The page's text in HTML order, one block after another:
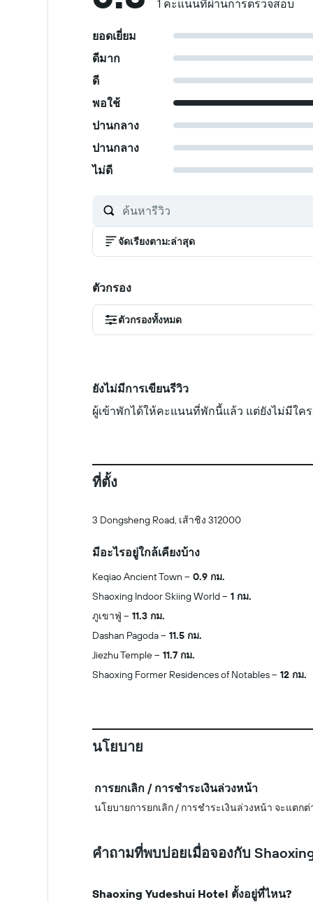
1 คะแนนที่ผ่านการตรวจสอบ
ยอดเยี่ยม
ดีมาก
ดี
พอใช้
ปานกลาง
ปานกลาง
ไม่ดี
จัดเรียงตาม:ล่าสุด
ตัวกรอง
ตัวกรองทั้งหมด
ยังไม่มีการเขียนรีวิว
ผู้เข้าพักได้ให้คะแนนที่พักนี้แล้ว แต่ยังไม่มีใค
ที่ตั้ง
3 Dongsheng Road, เส้าชิง 312000
มีอะไรอยู่ใกล้เคียงบ้าง
Keqiao Ancient Town
0.9 กม.
Shaoxing Indoor Skiing World
1 กม.
ภูเขาฟู่
11.3 กม.
Dashan Pagoda
11.5 กม.
Jiezhu Temple
11.7 กม.
Shaoxing Former Residences of Notables
12 กม.
นโยบาย
การยกเลิก / การชำระเงินล่วงหน้า
นโยบายการยกเลิก / การชำระเงินล่วงหน้า จะแตก
คำถามที่พบบ่อยเมื่อจองกับ
Shaoxing Yudeshui Hotel ตั้งอยู่ที่ไหน?